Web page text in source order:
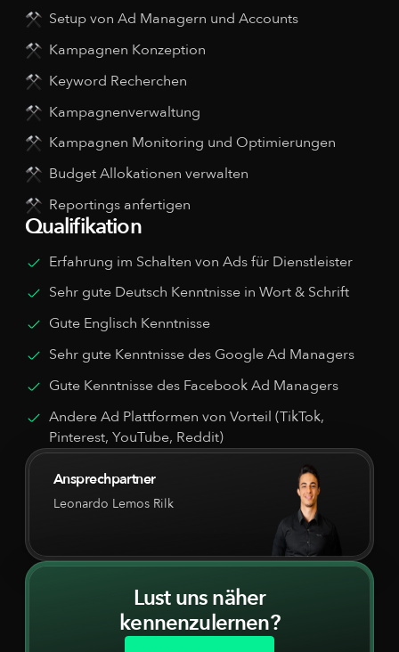
Setup von Ad Managern und Accounts
Kampagnen Konzeption
Keyword Recherchen
Kampagnenverwaltung
Kampagnen Monitoring und Optimierungen
Budget Allokationen verwalten
Reportings anfertigen
Qualifikation
Erfahrung im Schalten von Ads für Dienstleister
Sehr gute Deutsch Kenntnisse in Wort & Schrift
Gute Englisch Kenntnisse
Sehr gute Kenntnisse des Google Ad Managers
Gute Kenntnisse des Facebook Ad Managers
Andere Ad Plattformen von Vorteil (TikTok,
Pinterest, YouTube, Reddit)
Ansprechpartner
Leonardo Lemos Rilk
Lust uns näher
kennenzulernen?